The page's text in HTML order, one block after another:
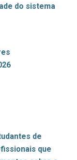
do sistema
de
que